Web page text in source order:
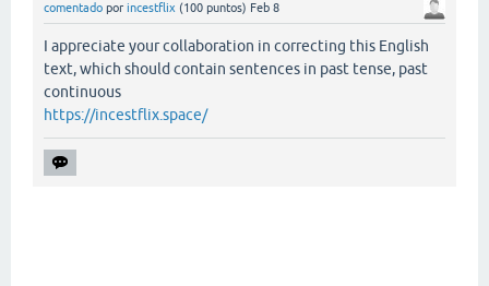
comentado por incestflix (100 puntos) Feb 8
I appreciate your collaboration in correcting this English
text, which should contain sentences in past tense, past
continuous
https://incestflix.space/